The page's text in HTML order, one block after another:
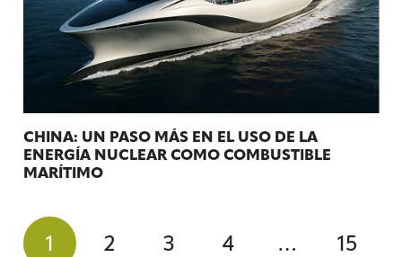
CHINA: UN PASO MÁS EN EL USO DE LA
ENERGÍA NUCLEAR COMO COMBUSTIBLE
MARÍTIMO
1 2 3 4 … 15